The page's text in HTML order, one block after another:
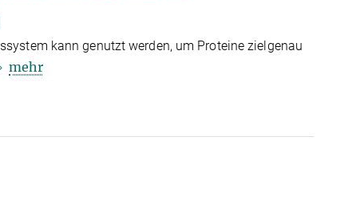
kann genutzt werden, um Proteine zielgenau
mehr